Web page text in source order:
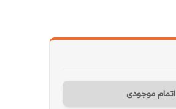
اتمام موجودی